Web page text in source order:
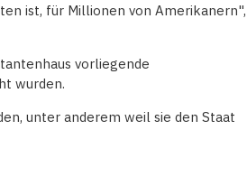
ist, für Millionen von Amerikanern",
vorliegende
wurden.
unter anderem weil sie den Staat